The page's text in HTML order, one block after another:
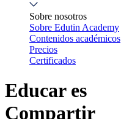
Sobre nosotros
Sobre Edutin Academy
Contenidos académicos
Precios
Certificados
Educar es
Compartir